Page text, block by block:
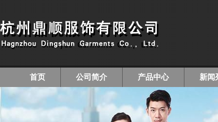
首页 公司简介 产品中心 新闻